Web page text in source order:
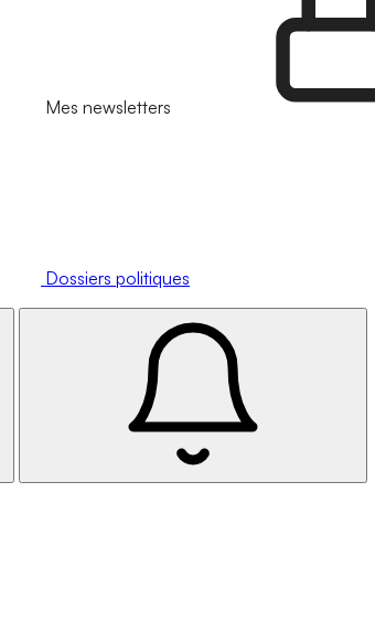
Mes newsletters
Dossiers politiques